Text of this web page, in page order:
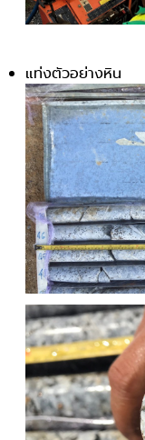
แท่งตัวอย่างหิน